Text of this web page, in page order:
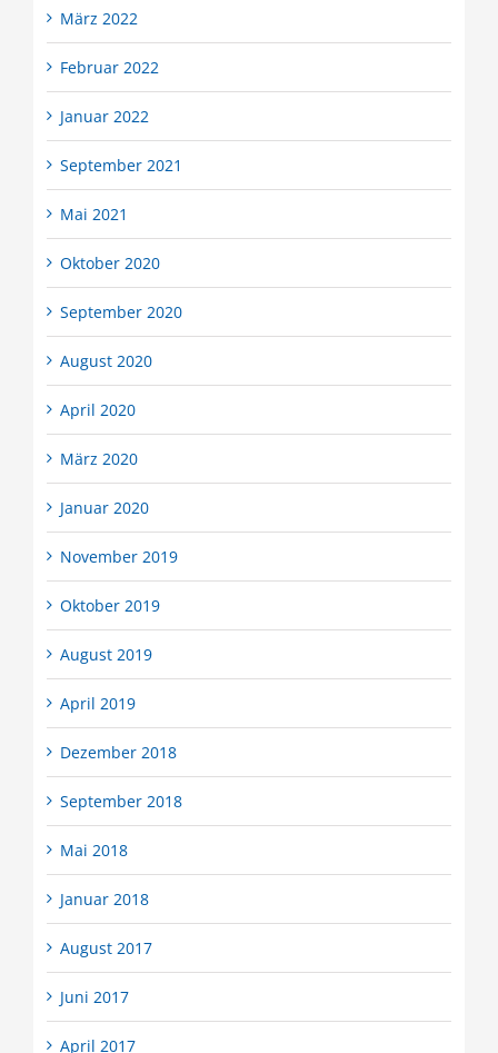
März 2022
Februar 2022
Januar 2022
September 2021
Mai 2021
Oktober 2020
September 2020
August 2020
April 2020
März 2020
Januar 2020
November 2019
Oktober 2019
August 2019
April 2019
Dezember 2018
September 2018
Mai 2018
Januar 2018
August 2017
Juni 2017
April 2017